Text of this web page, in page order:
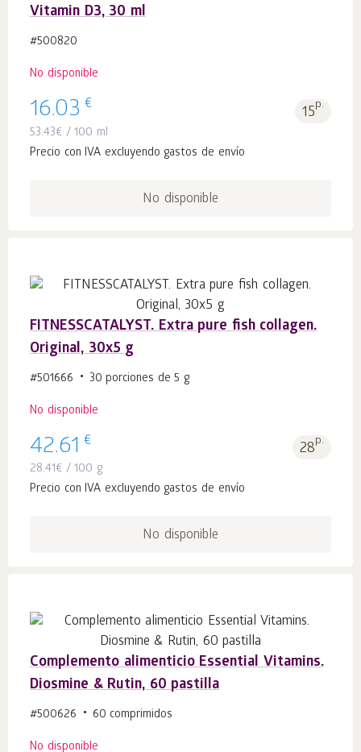
Vitamin D3, 30 ml
#500820
No disponible
16.03 € 15p.
53.43€ / 100 ml
Precio con IVA excluyendo gastos de envío
No disponible
FITNESSCATALYST. Extra pure fish collagen.
Original, 30x5 g
#501666 30 porciones de 5 g
No disponible
42.61 € 28p.
28.41€ / 100 g
Precio con IVA excluyendo gastos de envío
No disponible
Complemento alimenticio Essential Vitamins.
Diosmine & Rutin, 60 pastilla
#500626 60 comprimidos
No disponible